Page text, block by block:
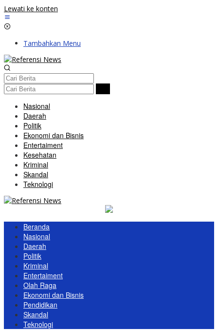
Lewati ke konten
Tambahkan Menu
Nasional
Daerah
Politik
Ekonomi dan Bisnis
Entertaiment
Kesehatan
Kriminal
Skandal
Teknologi
Beranda
Nasional
Daerah
Politik
Kriminal
Entertaiment
Olah Raga
Ekonomi dan Bisnis
Pendidikan
Skandal
Teknologi